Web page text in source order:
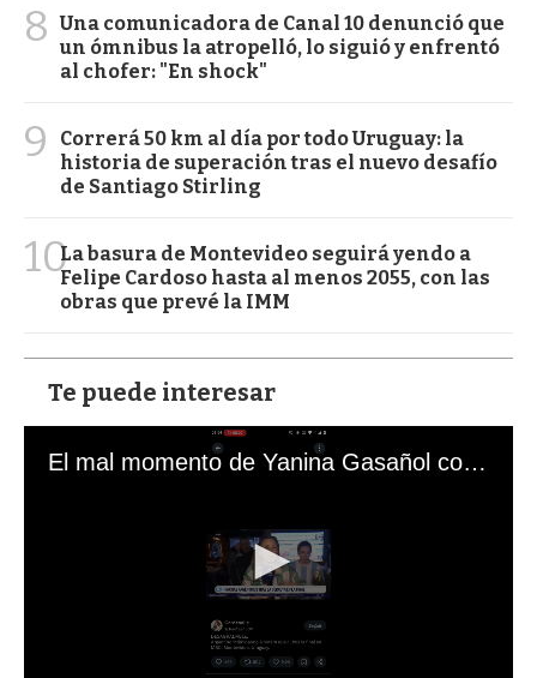
8 Una comunicadora de Canal 10 denunció que
un ómnibus la atropelló, lo siguió y enfrentó
al chofer: "En shock"
9
Correrá 50 km al día por todo Uruguay: la
historia de superación tras el nuevo desafío
de Santiago Stirling
10La basura de Montevideo seguirá yendo a
Felipe Cardoso hasta al menos 2055, con las
obras que prevé la IMM
Te puede interesar
El mal momento de Yanina Gasañol con un hincha argentino en "Subrayado"